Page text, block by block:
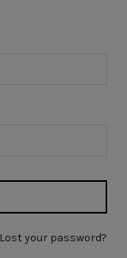
Lost your password?